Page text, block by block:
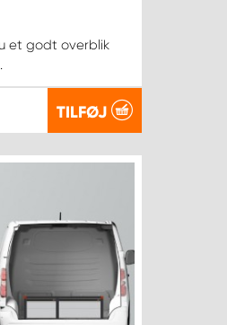
et godt overblik
TILFØJ